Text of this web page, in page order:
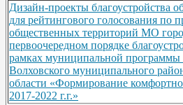
Дизайн-проекты благоустройства
для рейтингового голосования по
общественных территорий МО
первоочередном порядке
рамках муниципальной
Волховского муниципального
области «Формирование
2017-2022 г.г.»